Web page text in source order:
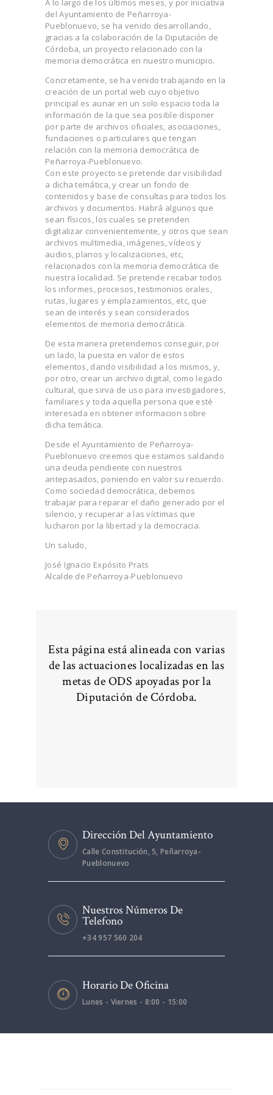
A lo largo de los últimos meses, y por iniciativa
del Ayuntamiento de Peñarroya-
Pueblonuevo, se ha venido desarrollando,
gracias a la colaboración de la Diputación de
Córdoba, un proyecto relacionado con la
memoria democrática en nuestro municipio.
Concretamente, se ha venido trabajando en la
creación de un portal web cuyo objetivo
principal es aunar en un solo espacio toda la
información de la que sea posible disponer
por parte de archivos oficiales, asociaciones,
fundaciones o particulares que tengan
relación con la memoria democrática de
Peñarroya-Pueblonuevo.
Con este proyecto se pretende dar visibilidad
a dicha temática, y crear un fondo de
contenidos y base de consultas para todos los
archivos y documentos. Habrá algunos que
sean físicos, los cuales se pretenden
digitalizar convenientemente, y otros que sean
archivos multimedia, imágenes, vídeos y
audios, planos y localizaciones, etc,
relacionados con la memoria democrática de
nuestra localidad. Se pretende recabar todos
los informes, procesos, testimonios orales,
rutas, lugares y emplazamientos, etc, que
sean de interés y sean considerados
elementos de memoria democrática.
De esta manera pretendemos conseguir, por
un lado, la puesta en valor de estos
elementos, dando visibilidad a los mismos, y,
por otro, crear un archivo digital, como legado
cultural, que sirva de uso para investigadores,
familiares y toda aquella persona que esté
interesada en obtener informacion sobre
dicha temática.
Desde el Ayuntamiento de Peñarroya-
Pueblonuevo creemos que estamos saldando
una deuda pendiente con nuestros
antepasados, poniendo en valor su recuerdo.
Como sociedad democrática, debemos
trabajar para reparar el daño generado por el
silencio, y recuperar a las víctimas que
lucharon por la libertad y la democracia.
Un saludo,
José Ignacio Expósito Prats
Alcalde de Peñarroya-Pueblonuevo
Esta página está alineada con varias
de las actuaciones localizadas en las
metas de ODS apoyadas por la
Diputación de Córdoba.
Dirección Del Ayuntamiento
Calle Constitución, 5, Peñarroya-
Pueblonuevo
Nuestros Números De
Telefono
+34 957 560 204
Horario De Oficina
Lunes - Viernes - 8:00 - 15:00